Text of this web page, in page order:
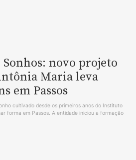
novo projeto
Maria leva
em Passos
cultivado desde os primeiros anos do Instituto
forma em Passos. A entidade iniciou a formação